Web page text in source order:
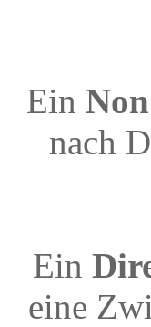
Ein
nach
Ein
eine